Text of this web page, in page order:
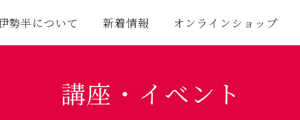
勢半について 新着情報 オンラインショップ
講座・イベント